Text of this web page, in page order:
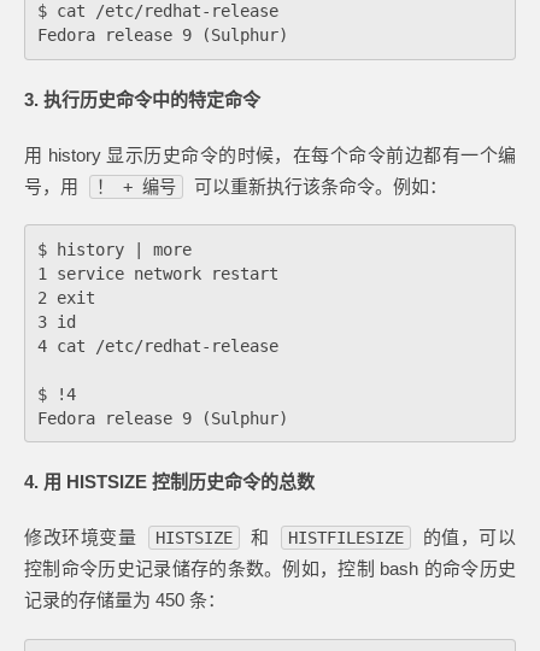
$ cat /etc/redhat-release
3. 执行历史命令中的特定命令
用 history 显示历史命令的时候，在每个命令前边都有一个编
号，用
！ + 编号 可以重新执行该条命令。例如：
$ history | more
1 service network restart
2 exit
3 id
4 cat /etc/redhat-release
$ !4
4. 用 HISTSIZE 控制历史命令的总数
修改环境变量 HISTSIZE 和 HISTFILESIZE
的值，可以
控制命令历史记录储存的条数。例如，控制 bash 的命令历史
记录的存储量为 450 条：